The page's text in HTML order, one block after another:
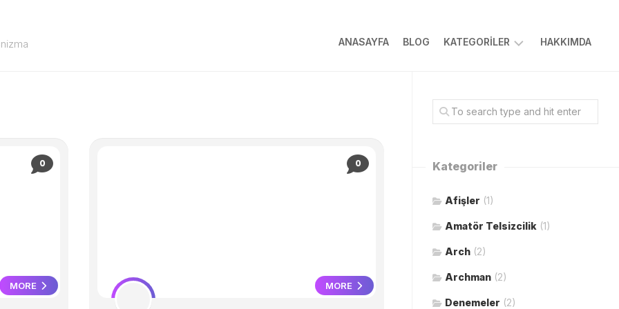
ANASAYFA BLOG KATEGORILER
BILGISAYAR
TARIM
TASARIM
YAZILIM
HAKKIMDA
0
MORE
0
MORE
Kategoriler
Afişler (1)
Amatör Telsizcilik (1)
Arch (2)
Archman (2)
Denemeler (2)